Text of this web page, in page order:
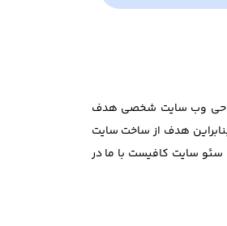
طراحی وب سایت شخصی هدف
هدف از ساخت سایت
سایت کافیست با ما در